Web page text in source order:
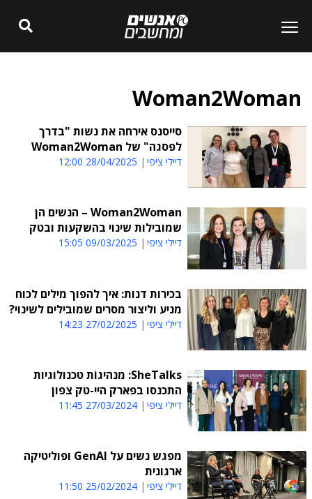
Woman2Woman
סייסנס אירחה את נשות "בדרך
לפסגה" של Woman2Woman
דיילי ציפי 28/04/2025 12:00
Woman2Woman – הנשים הן
שמובילות שינוי בהשקעות ובטק
דיילי ציפי 09/03/2025 15:05
בכירות דנות: איך להפוך מילים לכוח
מניע וליצור מסרים שמובילים לשינוי?
דיילי ציפי 27/02/2025 14:23
SheTalks: מנהיגוֹת טכנולוגיות
התכנסו בפארק היי-טק צפון
דיילי ציפי 27/03/2024 11:45
מפגש נשים על GenAI ופוליטיקה
ארגונית
דיילי ציפי 25/02/2024 11:50